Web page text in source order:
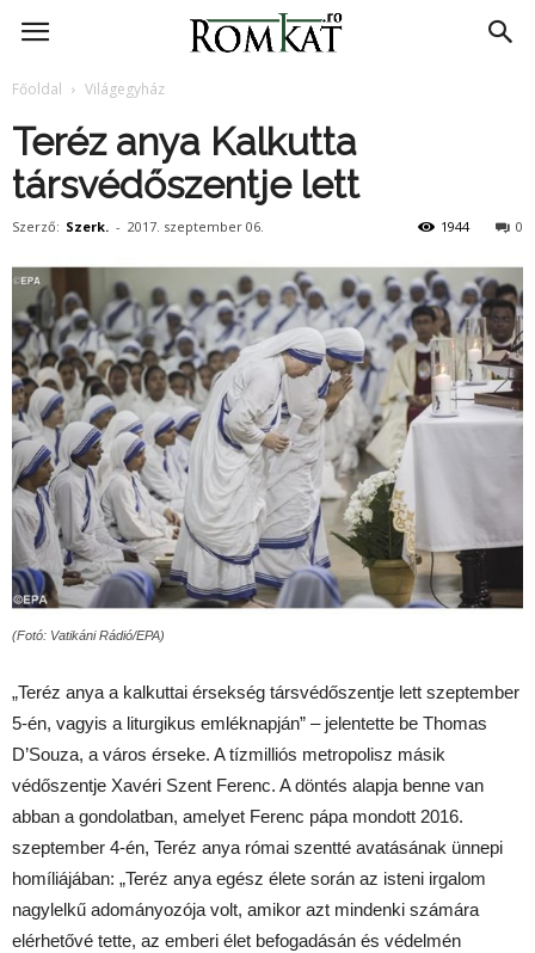
RomKat.ro
Főoldal Világegyház
Teréz anya Kalkutta
társvédőszentje lett
Szerző: Szerk. - 2017. szeptember 06. 0
1944
(Fotó: Vatikáni Rádió/EPA)
„Teréz anya a kalkuttai érsekség társvédőszentje lett szeptember
5-én, vagyis a liturgikus emléknapján” – jelentette be Thomas
D’Souza, a város érseke. A tízmilliós metropolisz másik
védőszentje Xavéri Szent Ferenc. A döntés alapja benne van
abban a gondolatban, amelyet Ferenc pápa mondott 2016.
szeptember 4-én, Teréz anya római szentté avatásának ünnepi
homíliájában: „Teréz anya egész élete során az isteni irgalom
nagylelkű adományozója volt, amikor azt mindenki számára
elérhetővé tette, az emberi élet befogadásán és védelmén